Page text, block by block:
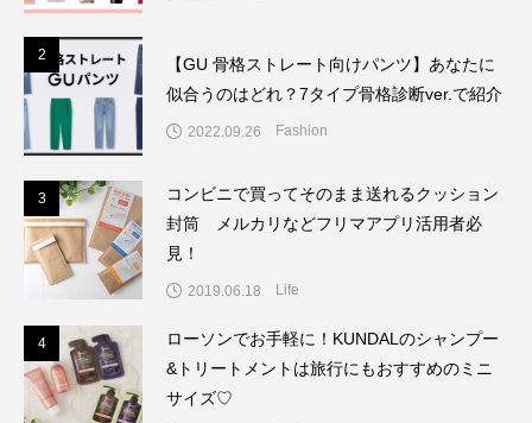
2
【GU 骨格ストレート向けパンツ】あなたに
似合うのはどれ？7タイプ骨格診断ver.で紹介
2022.09.26 Fashion
3
コンビニで買ってそのまま送れるクッション
封筒 メルカリなどフリマアプリ活用者必
見！
2019.06.18 Life
4
ローソンでお手軽に！KUNDALのシャンプー
&トリートメントは旅行にもおすすめのミニ
サイズ♡